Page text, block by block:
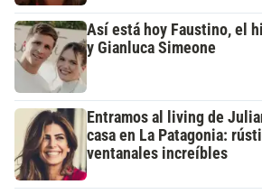
Así está hoy Faustino, el
y Gianluca Simeone
Entramos al living de
casa en La Patagonia:
ventanales increíbles